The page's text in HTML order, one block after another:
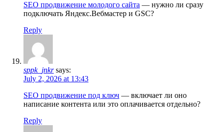
SEO продвижение молодого сайта — нужно ли сразу
подключать Яндекс.Вебмастер и GSC?
Reply
sppk_jnkr says:
July 2, 2026 at 13:43
SEO продвижение под ключ — включает ли оно
написание контента или это оплачивается отдельно?
Reply